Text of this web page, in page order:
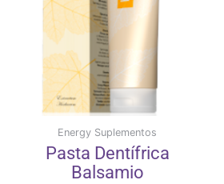
Energy Suplementos
Pasta Dentífrica
Balsamio